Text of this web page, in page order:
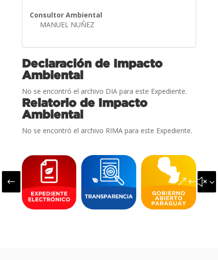
Consultor Ambiental
MANUEL NUÑEZ
Declaración de Impacto
Ambiental
No se encontró el archivo DIA para este Expediente.
Relatorio de Impacto
Ambiental
No se encontró el archivo RIMA para este Expediente.
#